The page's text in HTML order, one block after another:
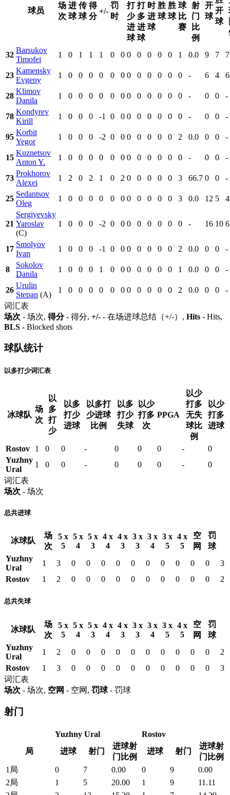
球员
场
次
进
球
传
球
得
分
+/-
罚
时
打
少
进
球
打
多
进
球
时
进
球
胜
球
胜
球
球
比
赛
射
门
比
例
开
球
开
球
32
Barsukov
Timofei
1 0 1 1 1 0 0 0 0 0 0 0 1 0.0 9 7
23
Kamensky
Evgeny
1 0 0 0 0 0 0 0 0 0 0 0 0 - 6 4
28
Klimov
Danila
1 0 0 0 0 0 0 0 0 0 0 0 0 - 0 0 -
78
Kondyrev
Kirill
1 0 0 0 -1 0 0 0 0 0 0 0 0 - 0 0 -
95
Korbit
Yegor
1 0 0 0 -2 0 0 0 0 0 0 0 2 0.0 0 0 -
15
Kuznetsov
Anton Y.
1 0 0 0 0 0 0 0 0 0 0 0 0 - 0 0 -
73
Prokhorov
Alexei
1 2 0 2 1 0 2 0 0 0 0 0 3 66.7 0 0 -
25
Sedantsov
Oleg
1 0 0 0 0 0 0 0 0 0 0 0 3 0.0 12 5
21
Sergiyevsky
Yaroslav
(C)
1 0 0 0 -2 0 0 0 0 0 0 0 0 - 16 10
17
Smolyov
Ivan
1 0 0 0 -1 0 0 0 0 0 0 0 2 0.0 0 0 -
8
Sokolov
Danila
1 0 0 0 1 0 0 0 0 0 0 0 1 0.0 0 0 -
26
Urulin
Stepan (A)
1 0 0 0 0 0 0 0 0 0 0 0 2 0.0 0 0
-
词汇表
场次 - 场次, 得分- 得分, +/- - 在场进球总结（+/-）, Hits - Hits,
BLS - Blocked shots
球队统计
以多打少词汇表
冰球队
场
次
以
多
打
少
以多
打少
进球
以多打
少进球
比例
以多
打少
失球
以少
打多
次
PPGA
以少
打多
无失
球比
例
以少
打多
进球
Rostov 1 0 0 - 0 0 0 -
0
Yuzhny
Ural
1 0 0 - 0 0 0 -
0
词汇表
场次 - 场次
总共进球
冰球队
场
次
5 x
5
5 x
4
5 x
3
4 x
4
4 x
3
3 x
3
3 x
4
3 x
5
4 x
5
空
网
罚
球
Yuzhny
Ural
1 3 0 0 0 0 0 0 0 0 0 0
3
Rostov
1 2 0 0 0 0 0 0 0 0 0 0 2
总共失球
冰球队
场
次
5 x
5
5 x
4
5 x
3
4 x
4
4 x
3
3 x
3
3 x
4
3 x
5
4 x
5
空
网
罚
球
Yuzhny
Ural
1 2 0 0 0 0 0 0 0 0 0 0
2
Rostov
1 3 0 0 0 0 0 0 0 0 0 0
3
词汇表
场次 - 场次, 空网 - 空网, 罚球- 罚球
射门
Yuzhny Ural
Rostov
局
进球 射门
进球射
门比例
进球 射门
进球射
门比例
1局
0 7 0.00 0 9
0.00
2局
1 5 20.00 1 9
11.11